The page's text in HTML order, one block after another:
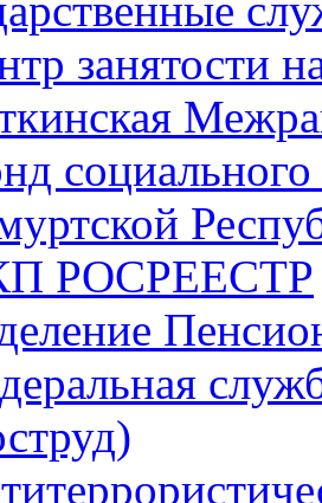
занятости
РОСРЕЕСТР